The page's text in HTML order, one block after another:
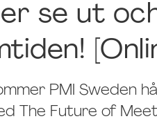
se ut
PMI Sweden
The Future of